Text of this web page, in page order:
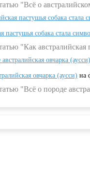
"Всё о
пастушья собака
пастушья собака стала
"Как
овчарка (аусси)
овчарка (аусси) на
"Всё о породе